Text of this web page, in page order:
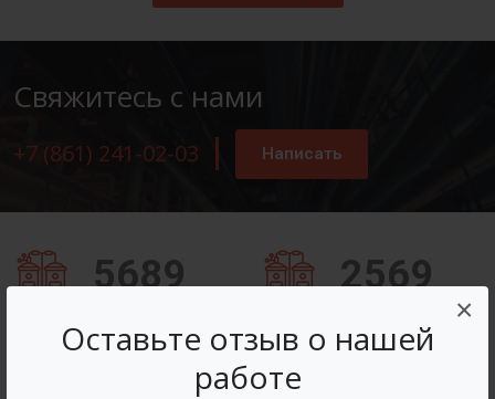
Оставьте отзыв о нашей
работе
×
Свяжитесь с нами
+7 (861) 241-02-03 Написать
5689 2569